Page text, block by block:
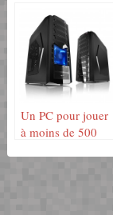
Un PC pour jouer
à moins de 500